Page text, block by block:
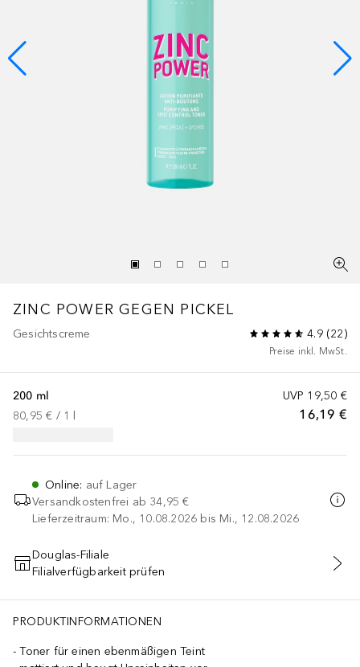
ZINC POWER GEGEN PICKEL
Gesichtscreme 4.9(22)
Preise inkl. MwSt.
UVP 19,50 €
16,19 €
200 ml
80,95 € / 1
Online: auf Lager
Versandkostenfrei ab 34,95 €
Lieferzeitraum: Mo., 10.08.2026 bis Mi., 12.08.2026
IN DEN WARENKORB
Douglas-Filiale
Filialverfügbarkeit prüfen
PRODUKTINFORMATIONEN
Toner für einen ebenmäßigen Teint